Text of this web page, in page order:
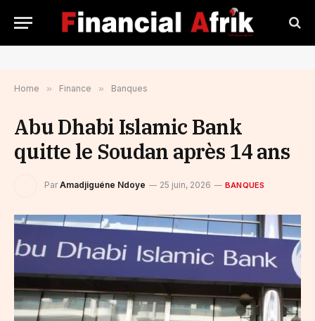
Home » Finance » Banques
Abu Dhabi Islamic Bank
quitte le Soudan après 14 ans
Par Amadjiguéne Ndoye 25 juin, 2026 BANQUES